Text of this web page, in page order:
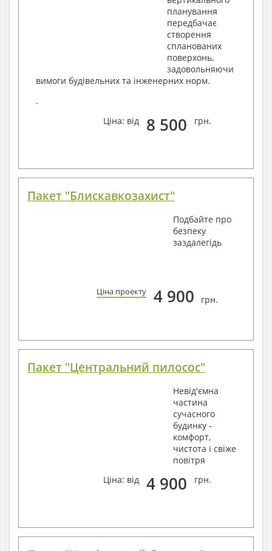
планування
передбачає
створення
спланованих
поверхонь,
задовольняючи
вимоги будівельних та інженерних норм.
.
Ціна: від
8 500 грн.
Пакет "Блискавкозахист"
Подбайте про
безпеку
заздалегідь
Ціна проекту 4 900 грн.
Пакет "Центральний пилосос"
Невід'ємна
частина
сучасного
будинку -
комфорт,
чистота і свіже
повітря
Ціна: від
4 900 грн.